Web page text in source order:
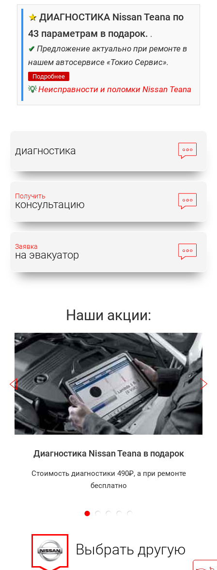
★ ДИАГНОСТИКА Nissan Teana по
43 параметрам в подарок. .
✔ Предложение актуально при ремонте в
нашем автосервисе «Токио Сервис».
Подробнее
💡 Неисправности и поломки Nissan Teana
диагностика
Получить
консультацию
Заявка
на эвакуатор
Наши акции:
Записаться
Диагностика Nissan Teana в подарок
Стоимость диагностики 490₽, а при ремонте
бесплатно
Выбрать другую